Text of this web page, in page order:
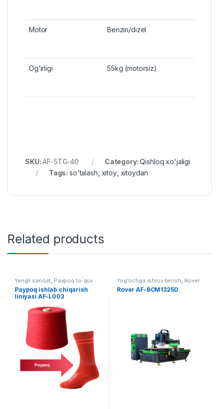
Motor Benzin/dizel
Og’irligi 55kg (motorsiz)
SKU:AF-5TG-40 Category:Qishloq xo'jaligi
Tags:so'talash xitoy, xitoydan
Related products
Yengil sanoat, Paypoq to`quv
uskunalari
Paypoq ishlab chiqarish
liniyasi AF-L003
Yog'ochga ishlov berish, Rover
Rover AF-BCM1325D